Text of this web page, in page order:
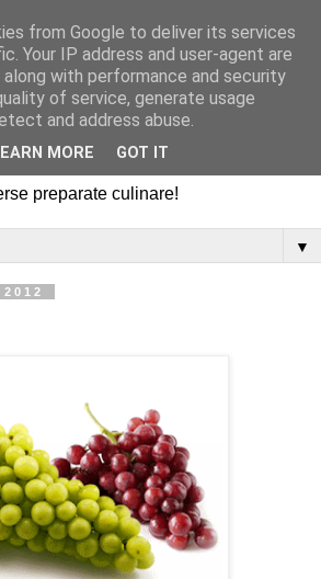
preparate culinare!
▼
from Google to deliver its services
Your IP address and user-agent are
with performance and security
of service, generate usage
and address abuse.
MORE GOT IT